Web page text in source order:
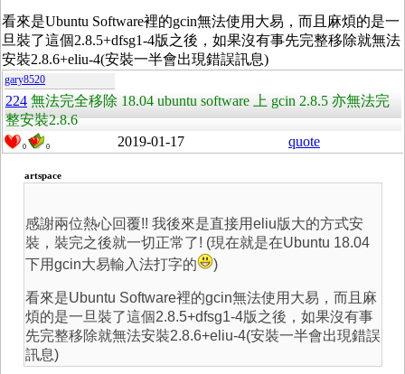
看來是Ubuntu Software裡的gcin無法使用大易，而且麻煩的是一
旦裝了這個2.8.5+dfsg1-4版之後，如果沒有事先完整移除就無法
安裝2.8.6+eliu-4(安裝一半會出現錯誤訊息)
gary8520
224 無法完全移除 18.04 ubuntu software 上 gcin 2.8.5 亦無法完
整安裝2.8.6
0 0 2019-01-17 quote
artspace
感謝兩位熱心回覆!! 我後來是直接用eliu版大的方式安
裝，裝完之後就一切正常了! (現在就是在Ubuntu 18.04
下用gcin大易輸入法打字的
)
看來是Ubuntu Software裡的gcin無法使用大易，而且麻
煩的是一旦裝了這個2.8.5+dfsg1-4版之後，如果沒有事
先完整移除就無法安裝2.8.6+eliu-4(安裝一半會出現錯誤
訊息)